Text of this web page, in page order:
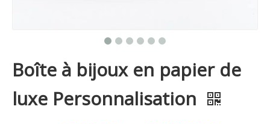
Boîte à bijoux en papier de
luxe Personnalisation